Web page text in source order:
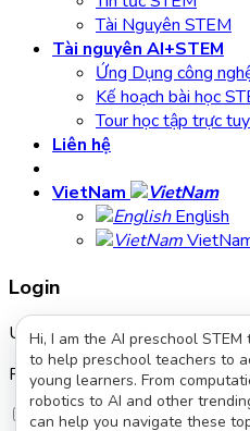
Tài Nguyên STEM
Tài nguyên AI+STEM
Ứng Dụng công
Kế hoạch bài học
Tour học tập trực
Liên hệ
VietNam
English
Login
Username or email address*
Password*
Remember me
Log in
Hi, I am the AI preschool
to help preschool teachers to
young learners. From
robotics to AI and other
can help you navigate these